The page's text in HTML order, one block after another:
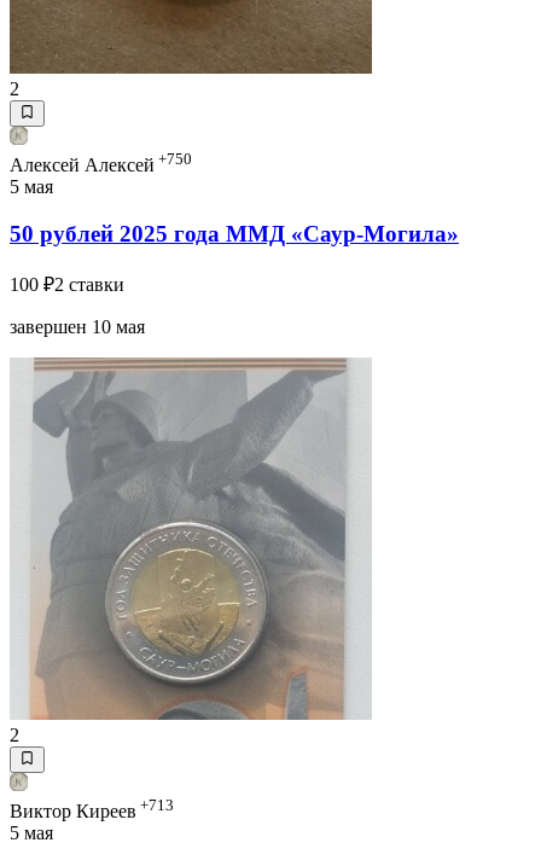
2
Алексей Алексей +750
5 мая
50 рублей 2025 года ММД «Саур-Могила»
100 ₽2 ставки
завершен 10 мая
2
Виктор Киреев +713
5 мая